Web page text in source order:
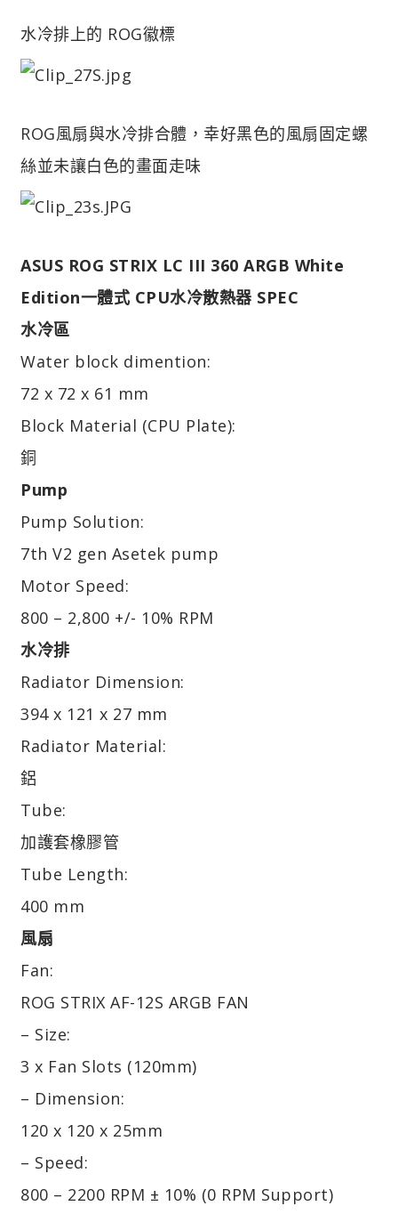
水冷排上的 ROG徽標
ROG風扇與水冷排合體，幸好黑色的風扇固定螺
絲並未讓白色的畫面走味
ASUS ROG STRIX LC III 360 ARGB White
Edition一體式 CPU水冷散熱器 SPEC
水冷區
Water block dimention:
72 x 72 x 61 mm
Block Material (CPU Plate):
銅
Pump
Pump Solution:
7th V2 gen Asetek pump
Motor Speed:
800 – 2,800 +/- 10% RPM
水冷排
Radiator Dimension:
394 x 121 x 27 mm
Radiator Material:
鋁
Tube:
加護套橡膠管
Tube Length:
400 mm
風扇
Fan:
ROG STRIX AF-12S ARGB FAN
– Size:
3 x Fan Slots (120mm)
– Dimension:
120 x 120 x 25mm
– Speed:
800 – 2200 RPM ± 10% (0 RPM Support)